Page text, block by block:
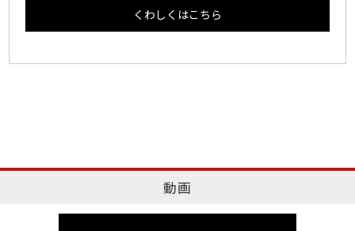
くわしくはこちら
動画